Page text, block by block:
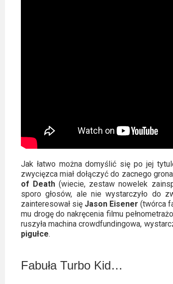
2014
Jak łatwo można domyślić się po jej
zwycięzca miał dołączyć do zacnego
of Death (wiecie, zestaw nowelek
sporo głosów, ale nie wystarczyło do
zainteresował się Jason Eisener (twórca
mu drogę do nakręcenia filmu
ruszyła machina crowdfundingowa,
pigułce.
Fabuła Turbo Kid…